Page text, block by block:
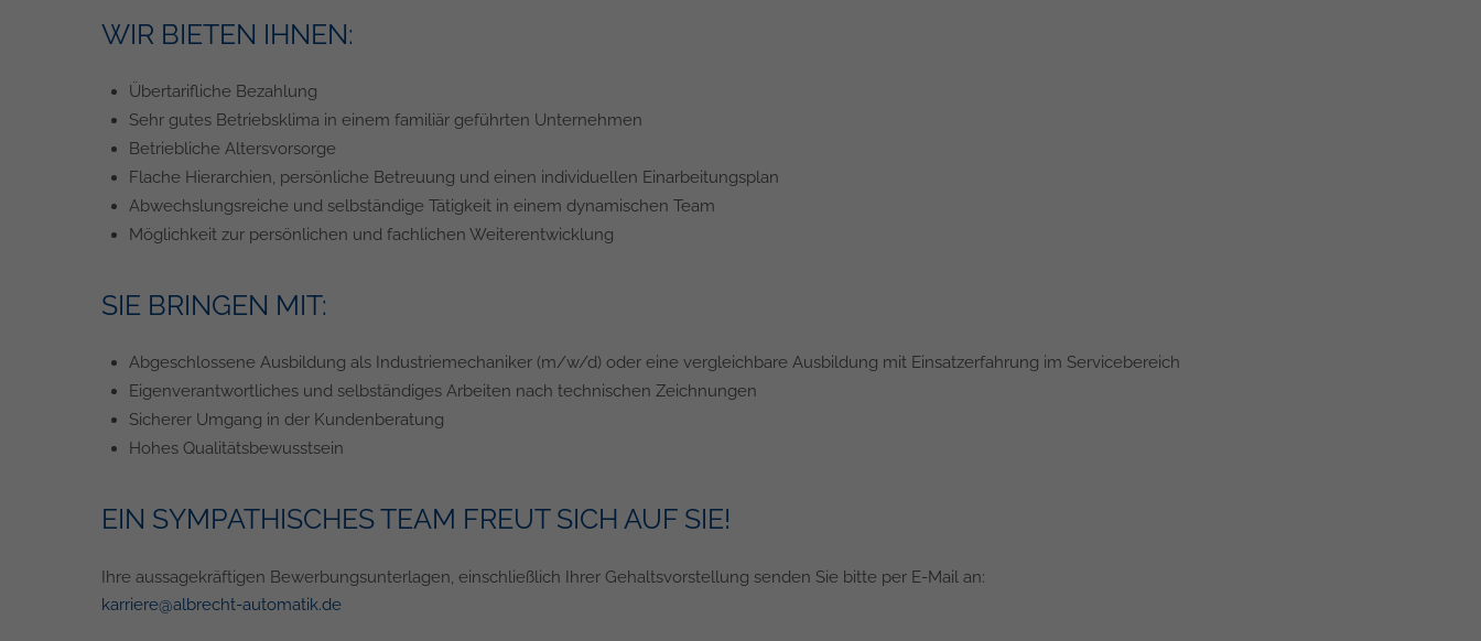
WIR BIETEN IHNEN:
Übertarifliche Bezahlung
Sehr gutes Betriebsklima in einem familiär geführten Unternehmen
Betriebliche Altersvorsorge
Flache Hierarchien, persönliche Betreuung und einen individuellen Einarbeitungsplan
Abwechslungsreiche und selbständige Tätigkeit in einem dynamischen Team
Möglichkeit zur persönlichen und fachlichen Weiterentwicklung
SIE BRINGEN MIT:
Abgeschlossene Ausbildung als Industriemechaniker (m/w/d) oder eine vergleichbare Ausbildung mit Einsatzerfahrung im Servicebereich
Eigenverantwortliches und selbständiges Arbeiten nach technischen Zeichnungen
Sicherer Umgang in der Kundenberatung
Hohes Qualitätsbewusstsein
EIN SYMPATHISCHES TEAM FREUT SICH AUF SIE!
Ihre aussagekräftigen Bewerbungsunterlagen, einschließlich Ihrer Gehaltsvorstellung senden Sie bitte per E-Mail an:
karriere@albrecht-automatik.de